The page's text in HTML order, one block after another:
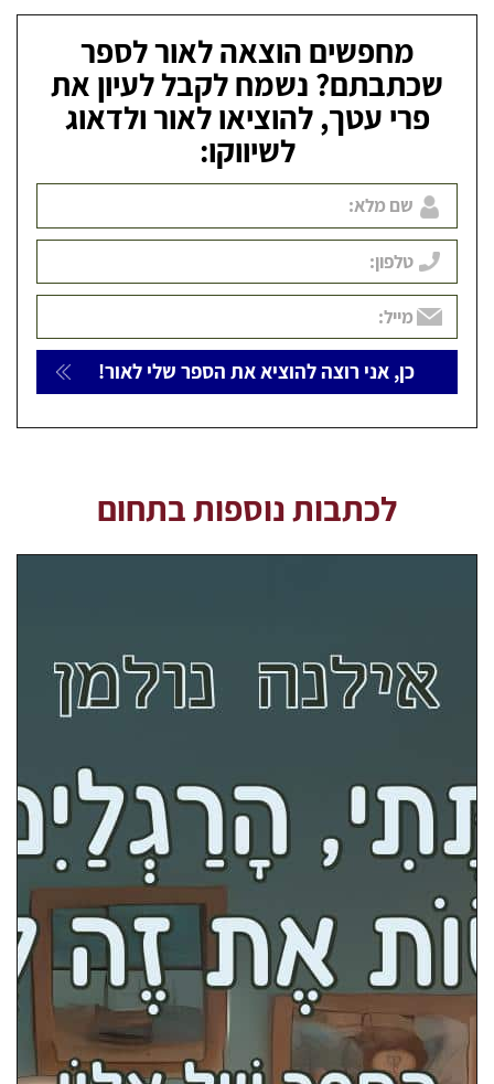
מחפשים הוצאה לאור לספר
שכתבתם? נשמח לקבל לעיון את
פרי עטך, להוציאו לאור ולדאוג
לשיווקו:
לכתבות נוספות בתחום